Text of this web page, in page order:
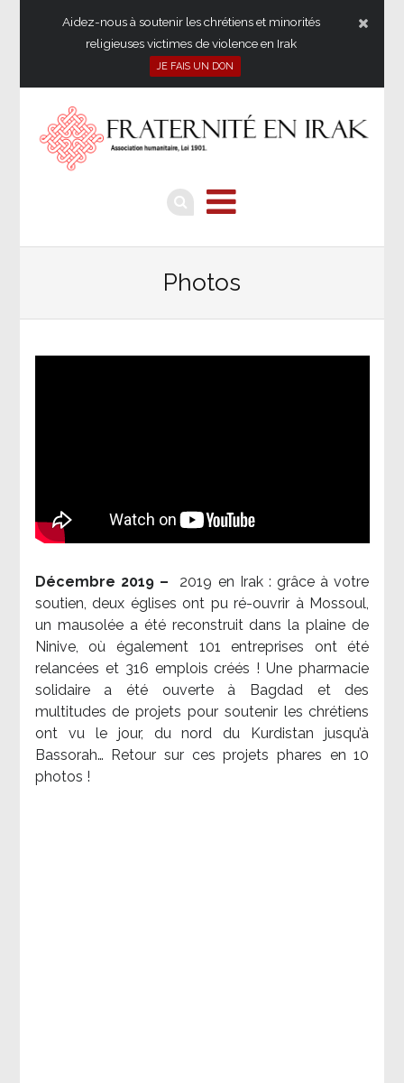
Aidez-nous à soutenir les chrétiens et minorités
religieuses victimes de violence en Irak
JE FAIS UN DON
Photos
Décembre 2019 – 2019 en Irak : grâce à votre
soutien, deux églises ont pu ré-ouvrir à Mossoul,
un mausolée a été reconstruit dans la plaine de
Ninive, où également 101 entreprises ont été
relancées et 316 emplois créés ! Une pharmacie
solidaire a été ouverte à Bagdad et des
multitudes de projets pour soutenir les chrétiens
ont vu le jour, du nord du Kurdistan jusqu’à
Bassorah… Retour sur ces projets phares en 10
photos !